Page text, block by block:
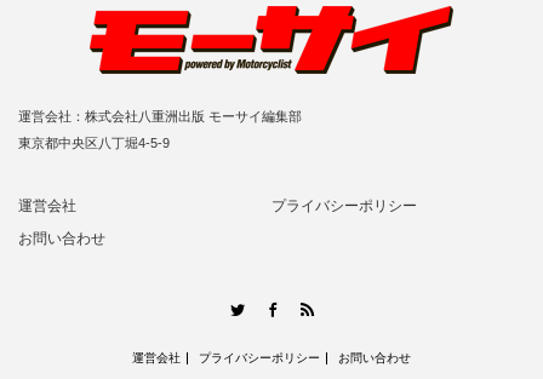
運営会社：株式会社八重洲出版 モーサイ編集部
東京都中央区八丁堀4-5-9
運営会社
プライバシーポリシー
お問い合わせ
TwitterFacebook
運営会社 プライバシーポリシー お問い合わせ